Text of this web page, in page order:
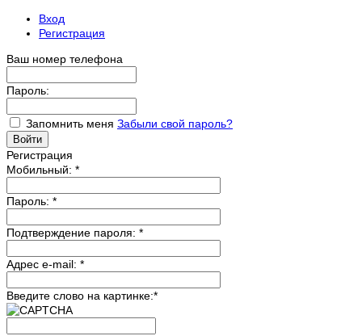
Вход
Регистрация
Ваш номер телефона
Пароль:
Запомнить меня Забыли свой пароль?
Регистрация
Мобильный: *
Пароль: *
Подтверждение пароля: *
Адрес e-mail: *
Введите слово на картинке:*